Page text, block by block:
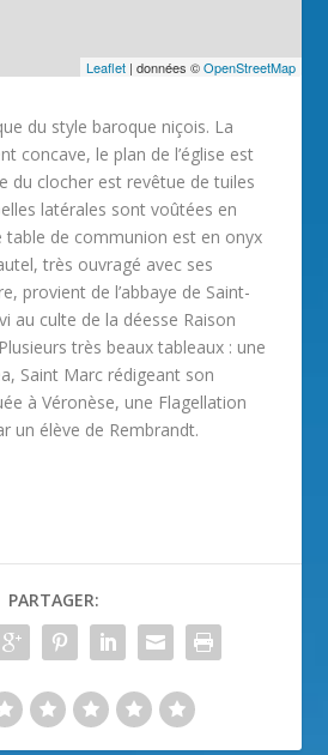
Leaflet| données ©OpenStreetMap
du style baroque niçois. La
concave, le plan de l’église est
du clocher est revêtue de tuiles
latérales sont voûtées en
table de communion est en onyx
très ouvragé avec ses
provient de l’abbaye de Saint-
au culte de la déesse Raison
très beaux tableaux : une
Saint Marc rédigeant son
à Véronèse, une Flagellation
un élève de Rembrandt.
PARTAGER: